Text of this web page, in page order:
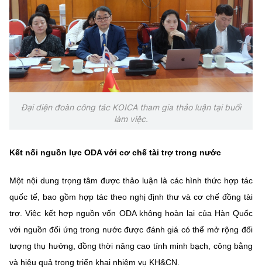
Đại diện đoàn công tác KOICA tham gia thảo luận tại buổi
làm việc.
Kết nối nguồn lực ODA với cơ chế tài trợ trong nước
Một nội dung trọng tâm được thảo luận là các hình thức hợp tác
quốc tế, bao gồm hợp tác theo nghị định thư và cơ chế đồng tài
trợ. Việc kết hợp nguồn vốn ODA không hoàn lại của Hàn Quốc
với nguồn đối ứng trong nước được đánh giá có thể mở rộng đối
tượng thụ hưởng, đồng thời nâng cao tính minh bạch, công bằng
và hiệu quả trong triển khai nhiệm vụ KH&CN.